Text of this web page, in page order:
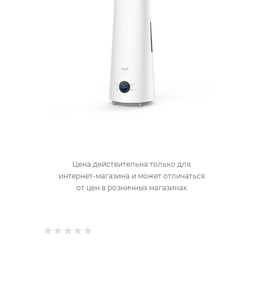
Цена действительна только для
интернет-магазина и может отличаться
от цен в розничных магазинах